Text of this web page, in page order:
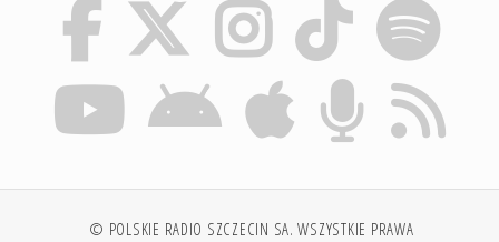
© POLSKIE RADIO SZCZECIN SA. WSZYSTKIE PRAWA